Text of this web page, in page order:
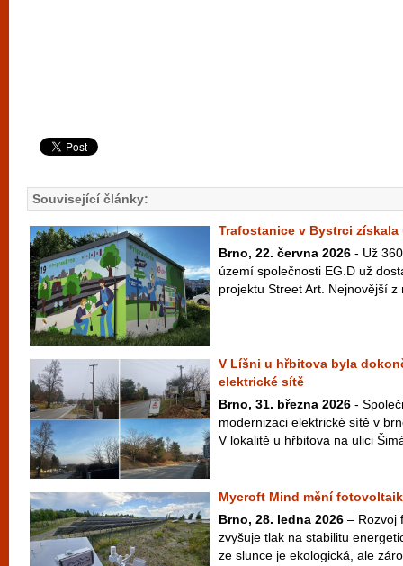
Související články:
Trafostanice v Bystrci získala
Brno, 22. června 2026 - Už
území společnosti EG.D už
projektu Street Art. Nejnovější z
V Líšni u hřbitova byla
elektrické sítě
Brno, 31. března 2026 -
modernizaci elektrické sítě v
V lokalitě u hřbitova na ulici
Mycroft Mind mění
Brno, 28. ledna 2026 – Rozvoj
zvyšuje tlak na stabilitu
ze slunce je ekologická, ale